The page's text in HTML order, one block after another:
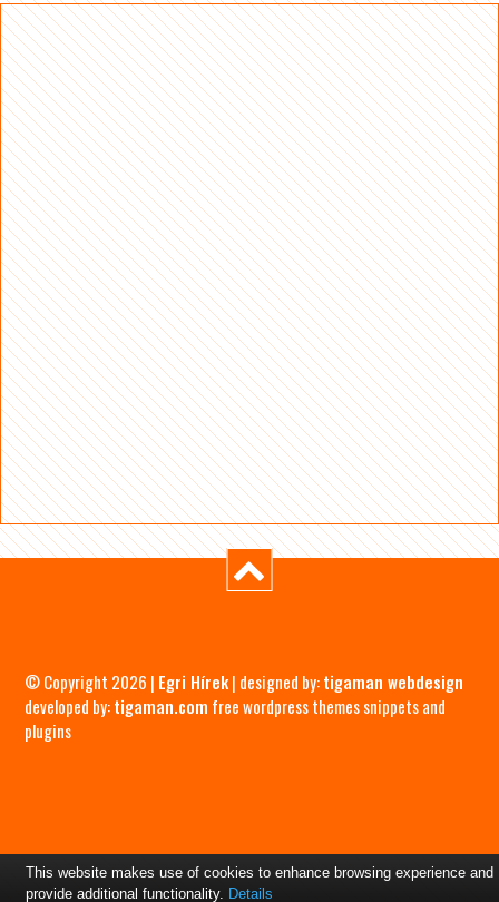
© Copyright 2026 | Egri Hírek| designed by:tigaman webdesign
developed by:tigaman.com free wordpress themes snippets and
plugins
This website makes use of cookies to enhance browsing experience and
provide additional functionality. Details